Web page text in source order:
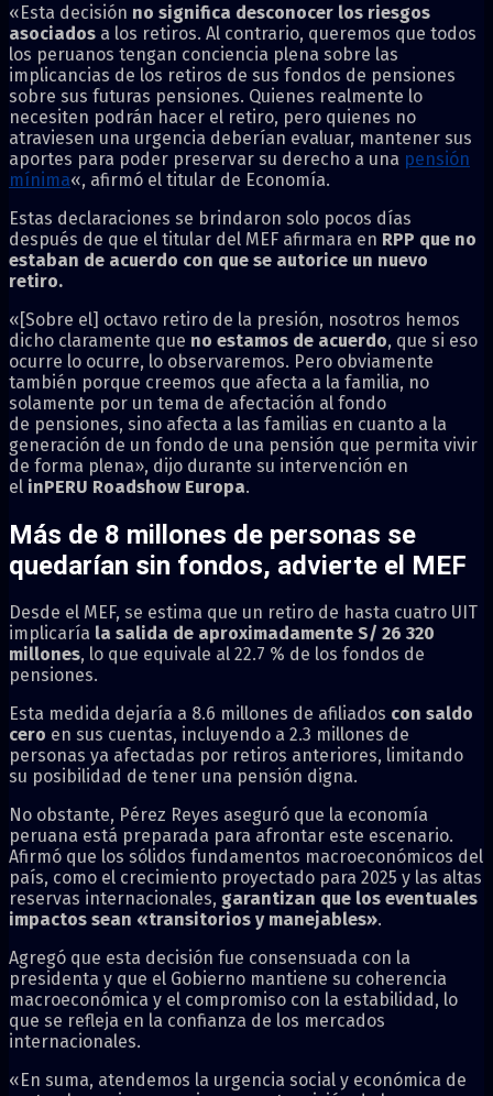
«Esta decisión no significa desconocer los riesgos
asociados a los retiros. Al contrario, queremos que todos
los peruanos tengan conciencia plena sobre las
implicancias de los retiros de sus fondos de pensiones
sobre sus futuras pensiones. Quienes realmente lo
necesiten podrán hacer el retiro, pero quienes no
atraviesen una urgencia deberían evaluar, mantener sus
aportes para poder preservar su derecho a una pensión
mínima«, afirmó el titular de Economía.
Estas declaraciones se brindaron solo pocos días
después de que el titular del MEF afirmara en RPP que no
estaban de acuerdo con que se autorice un nuevo
retiro.
«[Sobre el] octavo retiro de la presión, nosotros hemos
dicho claramente que no estamos de acuerdo, que si eso
ocurre lo ocurre, lo observaremos. Pero obviamente
también porque creemos que afecta a la familia, no
solamente por un tema de afectación al fondo
de pensiones, sino afecta a las familias en cuanto a la
generación de un fondo de una pensión que permita vivir
de forma plena», dijo durante su intervención en
el inPERU Roadshow Europa.
Más de 8 millones de personas se
quedarían sin fondos, advierte el MEF
Desde el MEF, se estima que un retiro de hasta cuatro UIT
implicaría la salida de aproximadamente S/ 26 320
millones, lo que equivale al 22.7 % de los fondos de
pensiones.
Esta medida dejaría a 8.6 millones de afiliados con saldo
cero en sus cuentas, incluyendo a 2.3 millones de
personas ya afectadas por retiros anteriores, limitando
su posibilidad de tener una pensión digna.
No obstante, Pérez Reyes aseguró que la economía
peruana está preparada para afrontar este escenario.
Afirmó que los sólidos fundamentos macroeconómicos del
país, como el crecimiento proyectado para 2025 y las altas
reservas internacionales, garantizan que los eventuales
impactos sean «transitorios y manejables».
Agregó que esta decisión fue consensuada con la
presidenta y que el Gobierno mantiene su coherencia
macroeconómica y el compromiso con la estabilidad, lo
que se refleja en la confianza de los mercados
internacionales.
«En suma, atendemos la urgencia social y económica de